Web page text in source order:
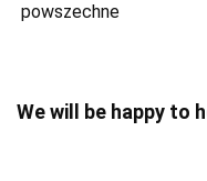
powszechne
We will be happy to